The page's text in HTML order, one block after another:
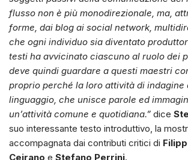
flusso non è più monodirezionale, ma,
forme, dai blog ai social network,
che ogni individuo sia diventato
testi ha avvicinato ciascuno al ruolo dei
deve quindi guardare a questi maestri
proprio perché la loro attività di indagine
linguaggio, che unisce parole ed
un’attività comune e quotidiana.” dice
suo interessante testo introduttivo, la
accompagnata dai contributi critici di
Ceirano e Stefano Perrini.